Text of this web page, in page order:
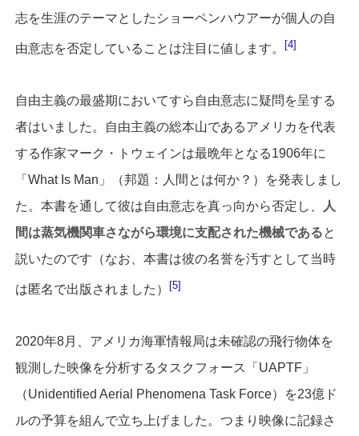
志を生涯のテーマとしたショーペンハウアーが個人の自
由意志を否定していることは注目に値します。 4
自由主義の最盛期においてすら自由意志に疑問を呈する
者はいました。自由主義の総本山であるアメリカを代表
する作家マーク・トウェインは最晩年となる1906年に
「What Is Man」（邦題：人間とは何か？）を発表しまし
た。本書を通して彼は自由意志を真っ向から否定し、
人
間は蒸気機関車さながら環境に支配された機械であると
説いたのです（なお、本書は彼の名誉を汚すとして当時
は匿名で出版されました） 5
2020年8月、アメリカ海軍情報局は未確認の飛行物体を
観測した映像を分析するタスクフォース「UAPTF」
（Unidentified Aerial Phenomena Task Force）を23億ド
ルの予算を組んで立ち上げました。つまり映像に記録さ